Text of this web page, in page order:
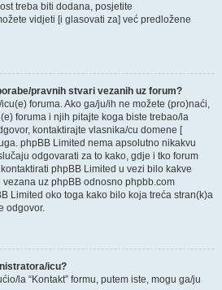
treba biti dodana, posjetite
vidjeti [i glasovati za] već predložene
pravnih stvari vezanih uz forum?
foruma. Ako ga/ju/ih ne možete (pro)naći,
foruma i njih pitajte koga biste trebao/la
kontaktirajte vlasnika/cu domene [
phpBB Limited nema apsolutno nikakvu
odgovarati za to kako, gdje i tko forum
phpBB Limited u vezi bilo kakve
uz phpBB odnosno phpbb.com
Limited oko toga kako bilo koja treća stran(k)a
odgovor.
icu?
la “Kontakt” formu, putem iste, mogu ga/ju